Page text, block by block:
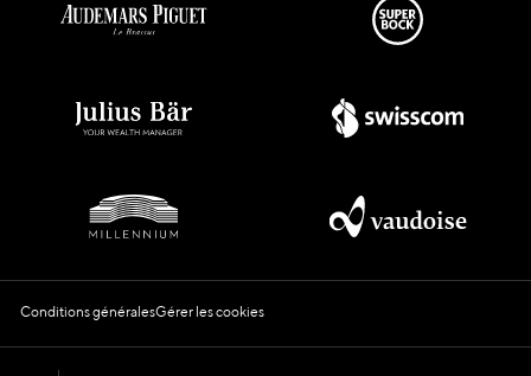
Conditions généralesGérer les cookies